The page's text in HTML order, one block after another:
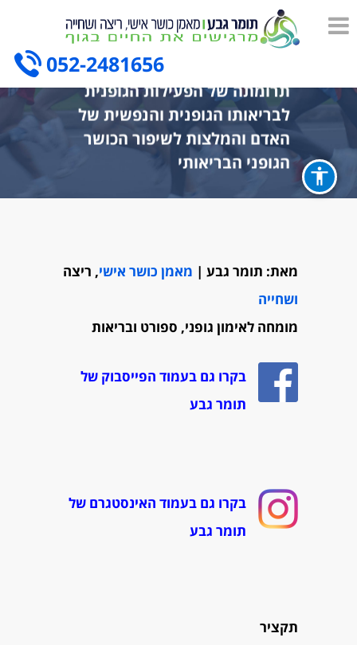
052-2481656
תרומתה של הפעילות הגופנית
לבריאותו הגופנית והנפשית של
האדם והמלצות לשיפור הכושר
הגופני הבריאותי
מאת: תומר גבע | מאמן כושר אישי, ריצה
ושחייה
מומחה לאימון גופני, ספורט ובריאות
בקרו גם בעמוד הפייסבוק של
תומר גבע
בקרו גם בעמוד האינסטגרם של
תומר גבע
תקציר